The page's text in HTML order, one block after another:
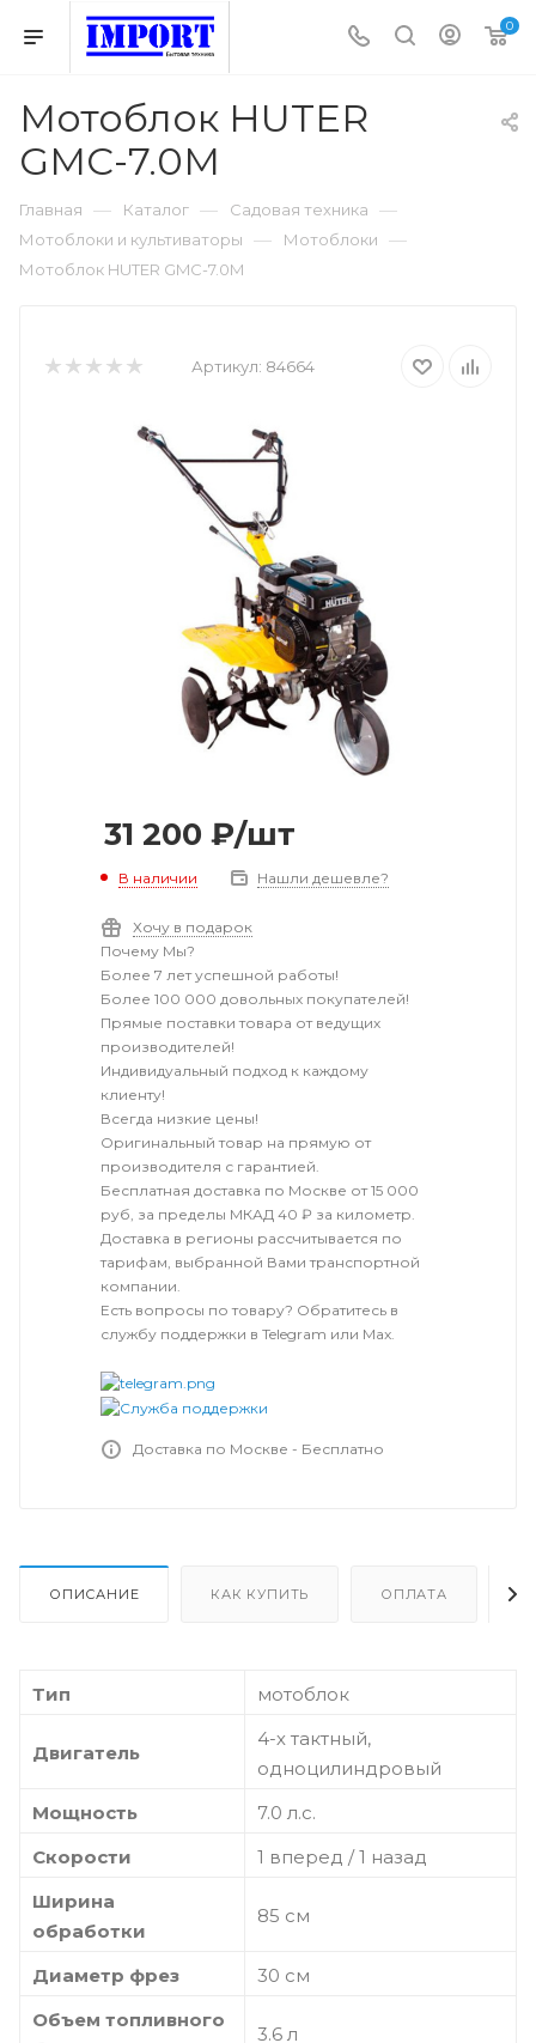
0
Мотоблок HUTER
GMC-7.0M
Главная — Каталог — Садовая техника —
Мотоблоки и культиваторы — Мотоблоки —
Мотоблок HUTER GMC-7.0M
Артикул: 84664
31 200 ₽/шт
В наличии Нашли дешевле?
Хочу в подарок
Почему Мы?
Более 7 лет успешной работы!
Более 100 000 довольных покупателей!
Прямые поставки товара от ведущих
производителей!
Индивидуальный подход к каждому
клиенту!
Всегда низкие цены!
Оригинальный товар на прямую от
производителя с гарантией.
Бесплатная доставка по Москве от 15 000
руб, за пределы МКАД 40 ₽ за километр.
Доставка в регионы рассчитывается по
тарифам, выбранной Вами транспортной
компании.
Есть вопросы по товару? Обратитесь в
службу поддержки в Telegram или Max.
Доставка по Москве - Бесплатно
ОПИСАНИЕ КАК КУПИТЬ ОПЛАТА
Тип мотоблок
Двигатель
4-х тактный,
одноцилиндровый
Мощность
7.0 л.с.
Скорости
1 вперед / 1 назад
Ширина
обработки
85 см
Диаметр фрез
30 см
Объем топливного
3.6 л